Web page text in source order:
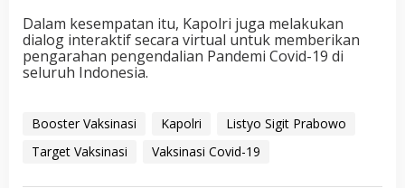
Dalam kesempatan itu, Kapolri juga melakukan
dialog interaktif secara virtual untuk memberikan
pengarahan pengendalian Pandemi Covid-19 di
seluruh Indonesia.
Booster Vaksinasi Kapolri
Listyo Sigit Prabowo
Target Vaksinasi
Vaksinasi Covid-19